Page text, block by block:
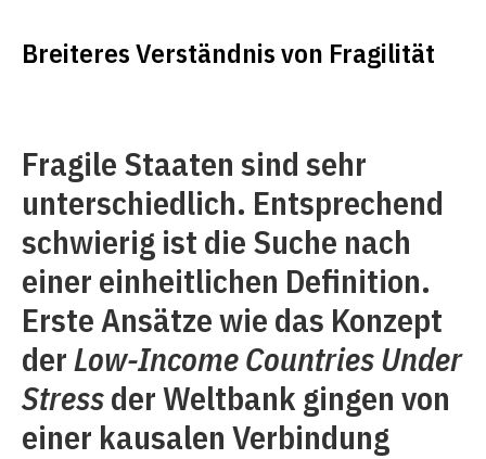
Breiteres Verständnis von Fragilität
Fragile Staaten sind sehr
unterschiedlich. Entsprechend
schwierig ist die Suche nach
einer einheitlichen Definition.
Erste Ansätze wie das Konzept
derLow-Income Countries Under
Stressder Weltbank gingen von
einer kausalen Verbindung